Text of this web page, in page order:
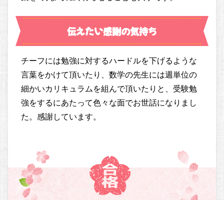
伝えたい感謝の気持ち
チーフには勉強に対するハードルを下げるような
言葉をかけて頂いたり、数学の先生には週単位の
細かいカリキュラムを組んで頂いたりと、受験勉
強をするにあたって色々な面でお世話になりまし
た。感謝しています。